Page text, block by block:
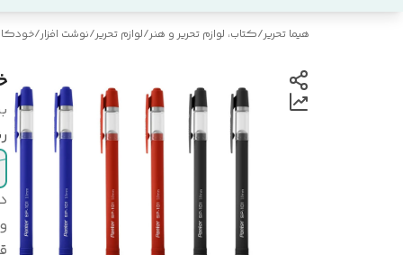
هیما تحریر/کتاب، لوازم تحریر و هنر/لوازم تحریر/نوشت افزار/